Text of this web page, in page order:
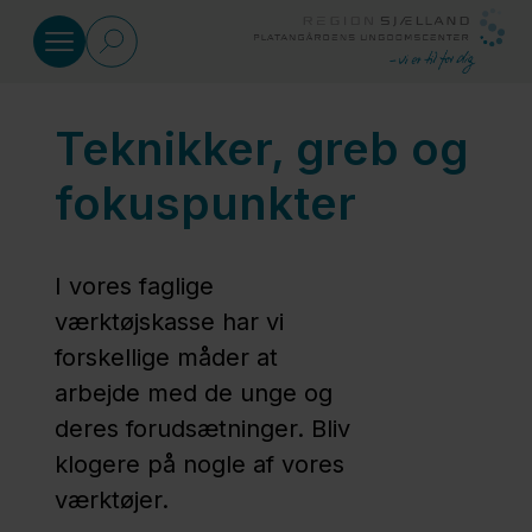
Pædagogikken
Platangårdens
Tilgang
Teknikker,
greb og
fokuspunkter
Teknikker, greb og
fokuspunkter
I vores faglige
værktøjskasse har vi
forskellige måder at
arbejde med de unge og
deres forudsætninger. Bliv
klogere på nogle af vores
værktøjer.